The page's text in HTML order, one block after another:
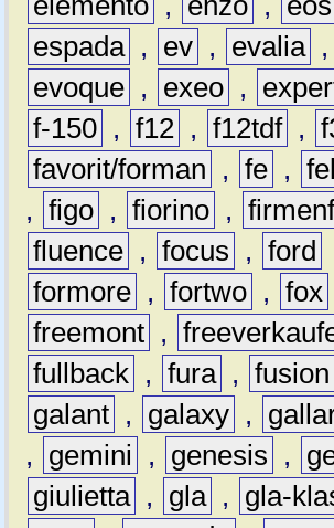
espada , ev , evalia ,
evoque , exeo ,
f-150 , f12 , f12tdf ,
favorit/forman
, fe ,
, figo , fiorino ,
fluence , focus , ford
formore , fortwo , fox
freemont ,
fullback , fura , fusion
galant , galaxy ,
,
gemini , genesis ,
giulietta , gla , gla-